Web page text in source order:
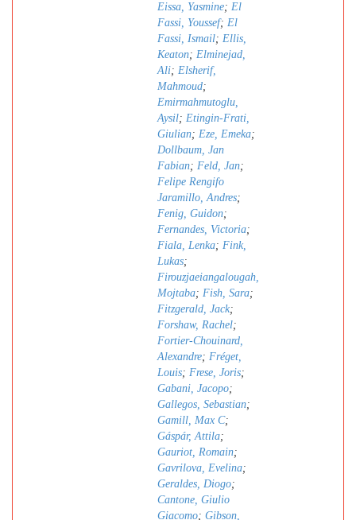
Eissa, Yasmine; El
Fassi, Youssef; El
Fassi, Ismail; Ellis,
Keaton; Elminejad,
Ali; Elsherif,
Mahmoud;
Emirmahmutoglu,
Aysil; Etingin-Frati,
Giulian; Eze, Emeka;
Dollbaum, Jan
Fabian; Feld, Jan;
Felipe Rengifo
Jaramillo, Andres;
Fenig, Guidon;
Fernandes, Victoria;
Fiala, Lenka; Fink,
Lukas;
Firouzjaeiangalougah,
Mojtaba; Fish, Sara;
Fitzgerald, Jack;
Forshaw, Rachel;
Fortier-Chouinard,
Alexandre; Fréget,
Louis; Frese, Joris;
Gabani, Jacopo;
Gallegos, Sebastian;
Gamill, Max C;
Gáspár, Attila;
Gauriot, Romain;
Gavrilova, Evelina;
Geraldes, Diogo;
Cantone, Giulio
Giacomo; Gibson,